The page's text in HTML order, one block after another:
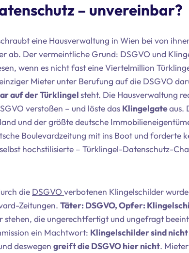
– unvereinbar?
eine Hausverwaltung in Wien bei von
ab. Der vermeintliche Grund: DSGVO und
wenn es nicht fast eine Viertelmillion
Mieter unter Berufung auf die DSGVO
auf der Türklingelsteht. Die Hausverwaltung
verstoßen – und löste das Klingelgateaus.
und der größte deutsche
Boulevardzeitung mit ins Boot und forderte
hochstilisierte – Türklingel-Datenschutz-
die DSGVOverbotenen Klingelschilder
Zeitungen.Täter: DSGVO, Opfer:
stehen, die ungerechtfertigt und ungefragt
ein Machtwort: Klingelschilder sind
deswegengreift die DSGVO hier nicht.